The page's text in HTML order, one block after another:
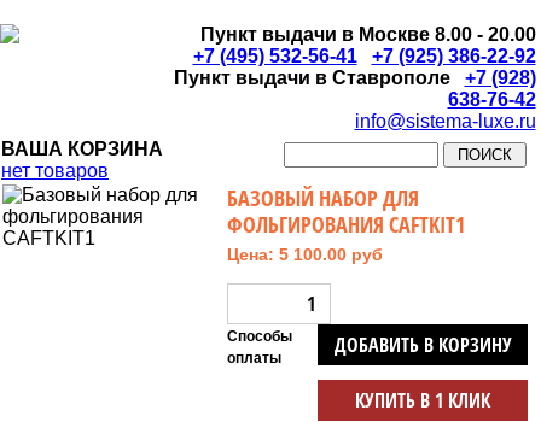
Пункт выдачи в Москве 8.00 - 20.00
+7 (495) 532-56-41
+7 (925) 386-22-92
Пункт выдачи в Ставрополе
+7 (928)
638-76-42
info@sistema-luxe.ru
ВАША КОРЗИНА
нет товаров
БАЗОВЫЙ НАБОР ДЛЯ
ФОЛЬГИРОВАНИЯ CAFTKIT1
Цена: 5 100.00 руб
ДОБАВИТЬ В КОРЗИНУ
КУПИТЬ В 1 КЛИК
Способы
оплаты